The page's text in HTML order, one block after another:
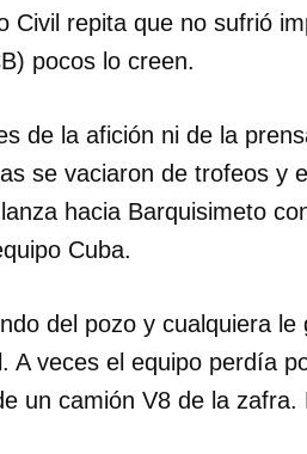
repita que no sufrió
pocos lo creen.
de la afición ni de la
se vaciaron de trofeos y
hacia Barquisimeto
Cuba.
del pozo y cualquiera le
A veces el equipo perdía
un camión V8 de la